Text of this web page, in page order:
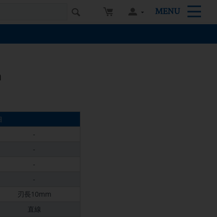
MENU
-
-
-
-
刃長10mm
直線